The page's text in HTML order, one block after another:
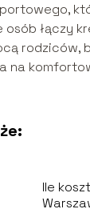
osób łączy
rodziców,
na
Ile